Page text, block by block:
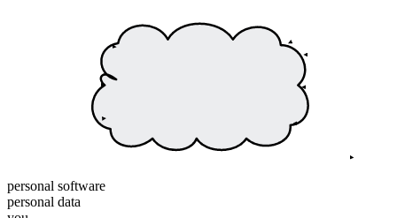
personal software
personal data